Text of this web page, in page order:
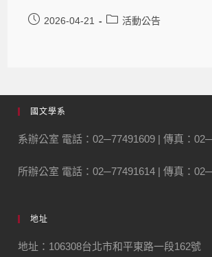
2026-04-21 活動公告
國文學系
系辦公室 電話：02─77491609 | 傳真：
所辦公室 電話：02─77491614 | 傳真：
地址
地址：106308台北市和平東路一段162號